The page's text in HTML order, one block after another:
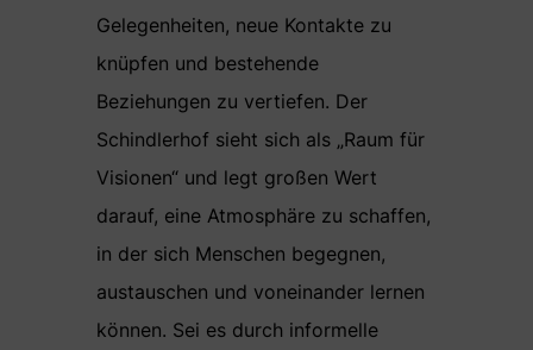
Gelegenheiten, neue Kontakte zu
knüpfen und bestehende
Beziehungen zu vertiefen. Der
Schindlerhof sieht sich als „Raum für
Visionen“ und legt großen Wert
darauf, eine Atmosphäre zu schaffen,
in der sich Menschen begegnen,
austauschen und voneinander lernen
können. Sei es durch informelle